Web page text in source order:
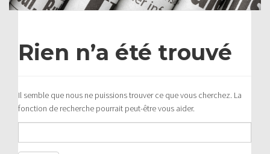
Rien n’a été trouvé
Il semble que nous ne puissions trouver ce que vous cherchez. La
fonction de recherche pourrait peut-être vous aider.